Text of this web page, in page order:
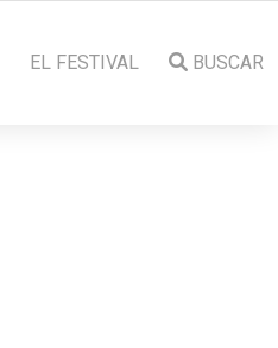
EL FESTIVAL BUSCAR